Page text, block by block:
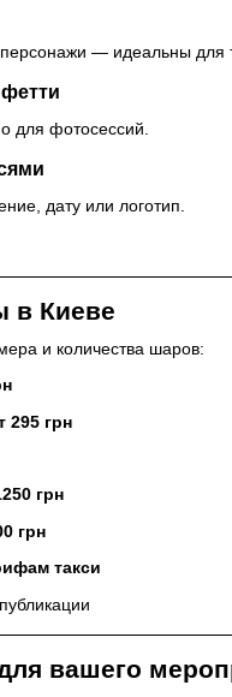
— идеальны для
для фотосессий.
дату или логотип.
в Киеве
и количества шаров:
295 грн
грн
грн
такси
вашего